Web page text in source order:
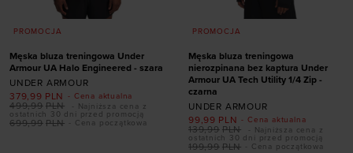
PROMOCJA
Męska bluza treningowa Under
Armour UA Halo Engineered - szara
UNDER ARMOUR
- Cena aktualna
379,99 PLN
- Cena początkowa
699,99 PLN
499,99 PLN
- Najniższa cena z
ostatnich 30 dni przed promocją
PROMOCJA
Męska bluza treningowa
nierozpinana bez kaptura Under
Armour UA Tech Utility 1/4 Zip -
czarna
UNDER ARMOUR
- Cena aktualna
99,99 PLN
- Cena początkowa
199,99 PLN
139,99 PLN
- Najniższa cena z
ostatnich 30 dni przed promocją